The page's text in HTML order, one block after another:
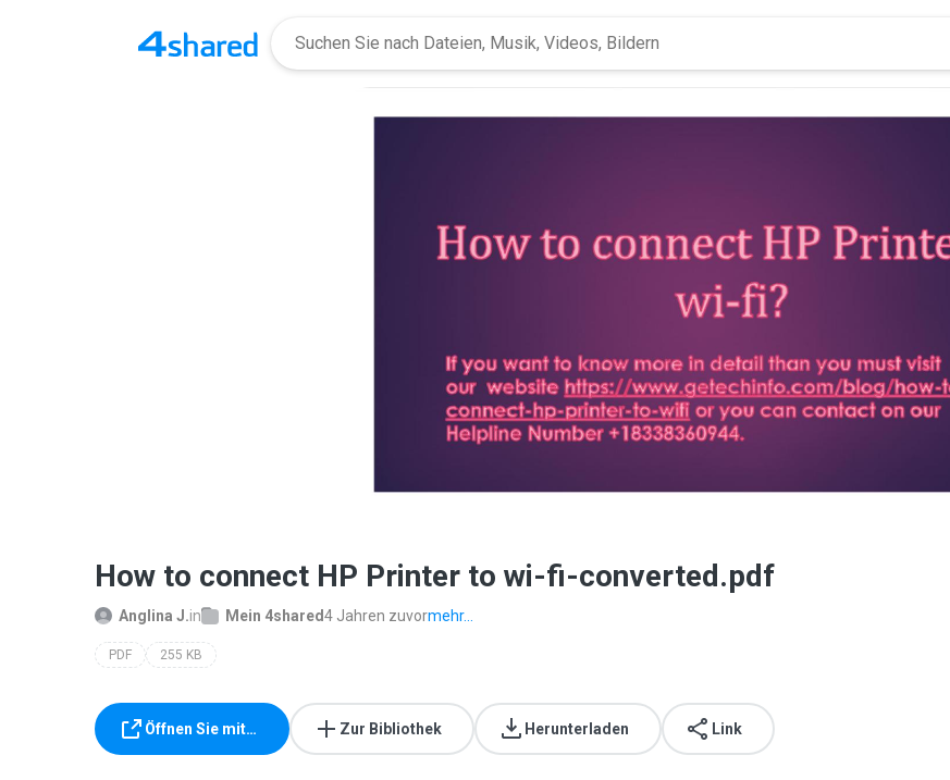
How to connect HP Printer to wi-fi-converted.pdf
Anglina J.in Mein 4shared4 Jahren zuvormehr...
PDF 255 KB
Öffnen Sie mit… Zur Bibliothek Herunterladen Link